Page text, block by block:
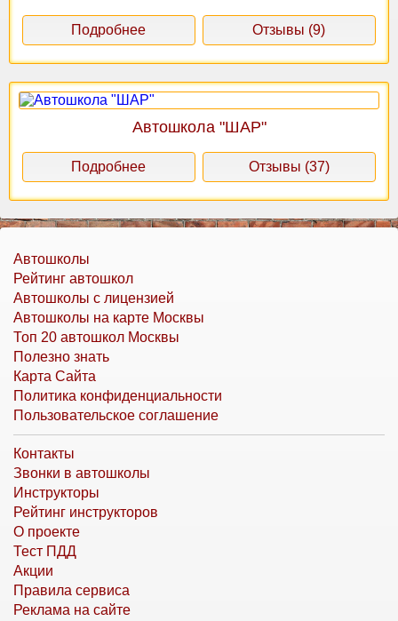
Подробнее Отзывы (9)
Автошкола "ШАР"
Подробнее Отзывы (37)
Автошколы
Рейтинг автошкол
Автошколы с лицензией
Автошколы на карте Москвы
Топ 20 автошкол Москвы
Полезно знать
Карта Сайта
Политика конфиденциальности
Пользовательское соглашение
Контакты
Звонки в автошколы
Инструкторы
Рейтинг инструкторов
О проекте
Тест ПДД
Акции
Правила сервиса
Реклама на сайте